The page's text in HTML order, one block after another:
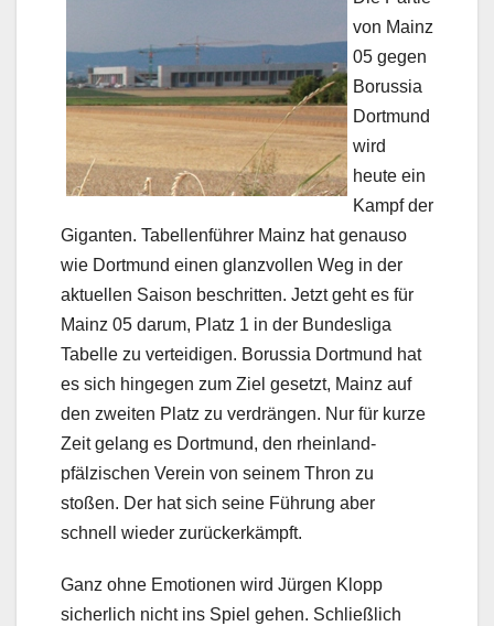
von Mainz
05 gegen
Borussia
Dortmund
wird
heute ein
Kampf der
Giganten. Tabellenführer Mainz hat genauso
wie Dortmund einen glanzvollen Weg in der
aktuellen Saison beschritten. Jetzt geht es für
Mainz 05 darum, Platz 1 in der Bundesliga
Tabelle zu verteidigen. Borussia Dortmund hat
es sich hingegen zum Ziel gesetzt, Mainz auf
den zweiten Platz zu verdrängen. Nur für kurze
Zeit gelang es Dortmund, den rheinland-
pfälzischen Verein von seinem Thron zu
stoßen. Der hat sich seine Führung aber
schnell wieder zurückerkämpft.
Ganz ohne Emotionen wird Jürgen Klopp
sicherlich nicht ins Spiel gehen. Schließlich